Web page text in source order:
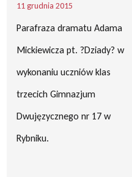
11 grudnia 2015
Parafraza dramatu Adama
Mickiewicza pt. ?Dziady? w
wykonaniu uczniów klas
trzecich Gimnazjum
Dwujęzycznego nr 17 w
Rybniku.